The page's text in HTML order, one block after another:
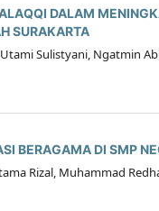
DALAM
SURAKARTA
Sulistyani, Ngatmin
BERAGAMA DI SMP
Rizal, Muhammad